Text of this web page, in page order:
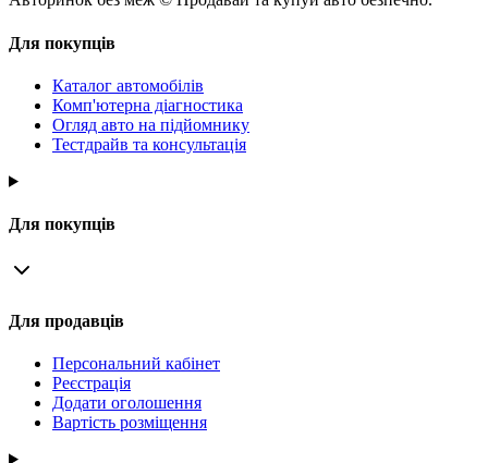
Для покупців
Каталог автомобілів
Комп'ютерна діагностика
Огляд авто на підйомнику
Тестдрайв та консультація
Для покупців
Для продавців
Персональний кабінет
Реєстрація
Додати оголошення
Вартість розміщення